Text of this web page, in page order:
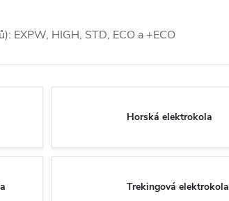
EXPW, HIGH, STD, ECO a +ECO
Horská elektrokola
Trekingová elektrokola